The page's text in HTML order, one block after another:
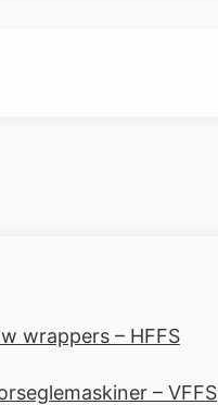
wrappers – HFFS
– VFFS